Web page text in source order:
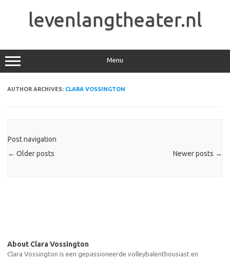
levenlangtheater.nl
Menu
AUTHOR ARCHIVES: CLARA VOSSINGTON
Post navigation
← Older posts Newer posts →
About Clara Vossington
Clara Vossington is een gepassioneerde volleybalenthousiast en